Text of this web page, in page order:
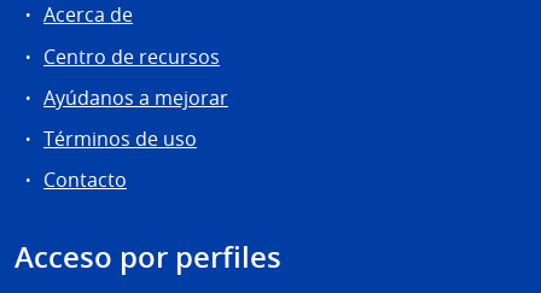
Acerca de
Centro de recursos
Ayúdanos a mejorar
Términos de uso
Contacto
Acceso por perfiles